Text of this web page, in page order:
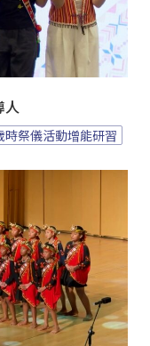
人
祭儀活動增能研習